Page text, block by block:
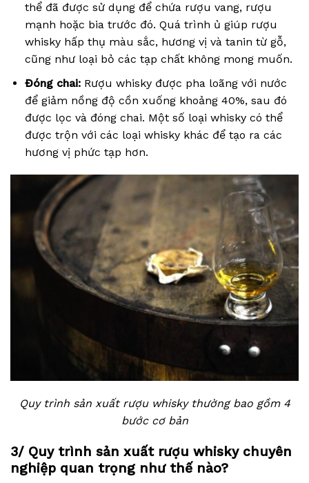
thể đã được sử dụng để chứa rượu vang, rượu
mạnh hoặc bia trước đó. Quá trình ủ giúp rượu
whisky hấp thụ màu sắc, hương vị và tanin từ gỗ,
cũng như loại bỏ các tạp chất không mong muốn.
Đóng chai:Rượu whisky được pha loãng với nước
để giảm nồng độ cồn xuống khoảng 40%, sau đó
được lọc và đóng chai. Một số loại whisky có thể
được trộn với các loại whisky khác để tạo ra các
hương vị phức tạp hơn.
Quy trình sản xuất rượu whisky thường bao gồm 4
bước cơ bản
3/ Quy trình sản xuất rượu whisky chuyên
nghiệp quan trọng như thế nào?